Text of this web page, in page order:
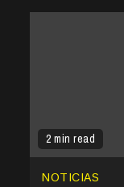
2 min read
NOTICIAS